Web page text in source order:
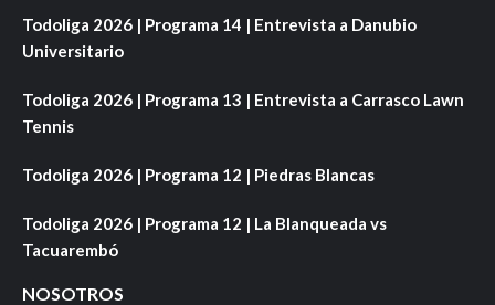
Todoliga 2026 | Programa 14 | Entrevista a Danubio
Universitario
Todoliga 2026 | Programa 13 | Entrevista a Carrasco Lawn
Tennis
Todoliga 2026 | Programa 12 | Piedras Blancas
Todoliga 2026 | Programa 12 | La Blanqueada vs
Tacuarembó
NOSOTROS